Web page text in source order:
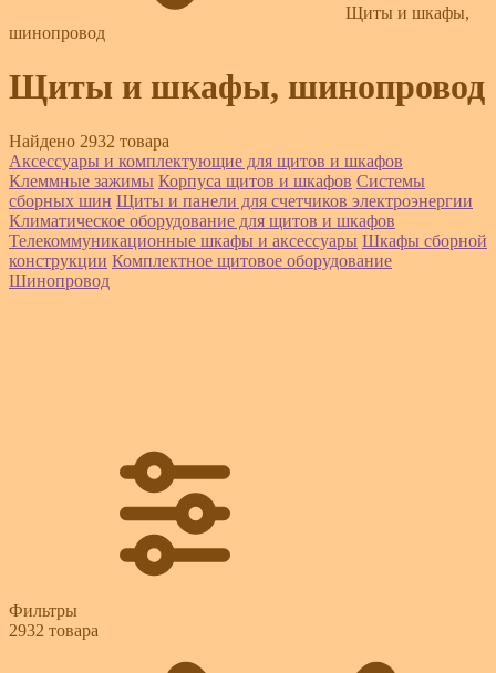
Щиты и шкафы,
шинопровод
Щиты и шкафы, шинопровод
Найдено 2932 товара
Аксессуары и комплектующие для щитов и шкафов
Клеммные зажимы Корпуса щитов и шкафов Системы
сборных шин Щиты и панели для счетчиков электроэнергии
Климатическое оборудование для щитов и шкафов
Телекоммуникационные шкафы и аксессуары Шкафы сборной
конструкции Комплектное щитовое оборудование
Шинопровод
Фильтры
2932 товара